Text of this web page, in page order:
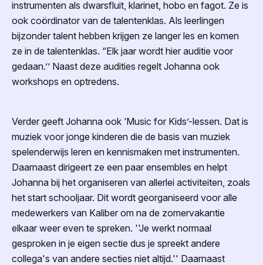
instrumenten als dwarsfluit, klarinet, hobo en fagot. Ze is
ook coördinator van de talentenklas. Als leerlingen
bijzonder talent hebben krijgen ze langer les en komen
ze in de talentenklas. “Elk jaar wordt hier auditie voor
gedaan.’’ Naast deze audities regelt Johanna ook
workshops en optredens.
Verder geeft Johanna ook ‘Music for Kids’-lessen. Dat is
muziek voor jonge kinderen die de basis van muziek
spelenderwijs leren en kennismaken met instrumenten.
Daarnaast dirigeert ze een paar ensembles en helpt
Johanna bij het organiseren van allerlei activiteiten, zoals
het start schooljaar. Dit wordt georganiseerd voor alle
medewerkers van Kaliber om na de zomervakantie
elkaar weer even te spreken. ''Je werkt normaal
gesproken in je eigen sectie dus je spreekt andere
collega's van andere secties niet altijd.'' Daarnaast